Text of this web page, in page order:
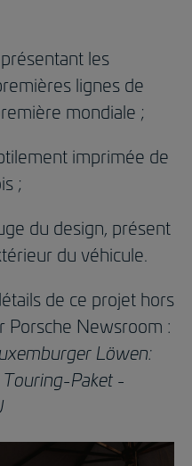
les
lignes de
mondiale ;
imprimée de
;
du design, présent
du véhicule.
de ce projet hors
Porsche Newsroom :
Löwen:
Touring-Paket -